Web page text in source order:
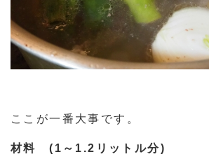
ここが一番大事です。
材料 (1～1.2リットル分)